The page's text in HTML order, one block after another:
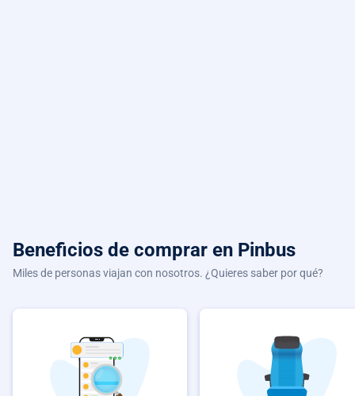
Beneficios de comprar en Pinbus
Miles de personas viajan con nosotros. ¿Quieres saber por qué?